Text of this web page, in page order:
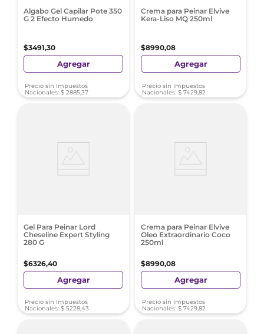
Algabo Gel Capilar Pote 350
G 2 Efecto Humedo
$3491,30
Agregar
Precio sin Impuestos
Nacionales: $ 2885,37
Crema para Peinar Elvive
Kera-Liso MQ 250ml
$8990,08
Agregar
Precio sin Impuestos
Nacionales: $ 7429,82
Gel Para Peinar Lord
Cheseline Expert Styling
280 G
$6326,40
Agregar
Precio sin Impuestos
Nacionales: $ 5228,43
Crema para Peinar Elvive
Oleo Extraordinario Coco
250ml
$8990,08
Agregar
Precio sin Impuestos
Nacionales: $ 7429,82